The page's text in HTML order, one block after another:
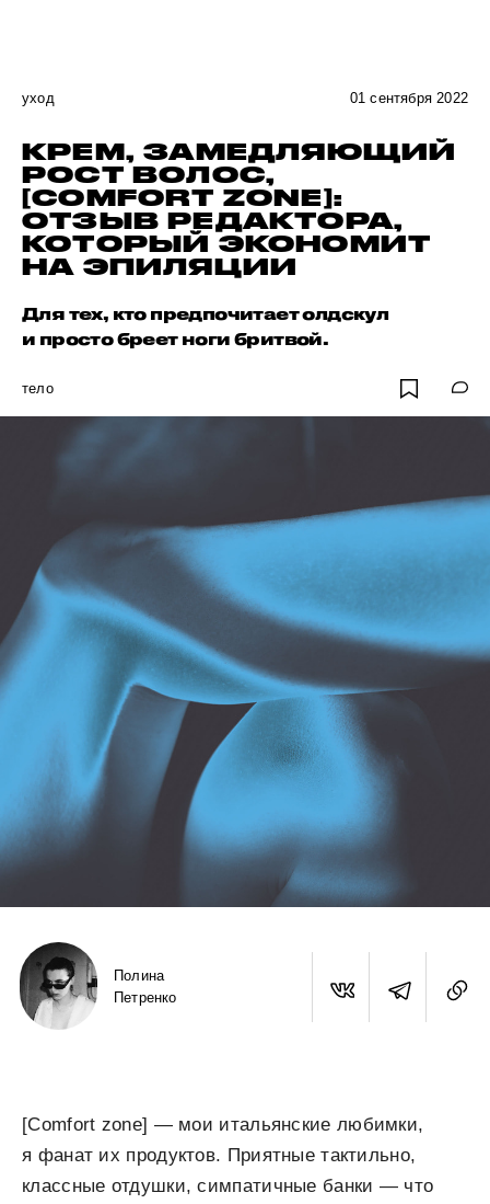
уход 01 сентября 2022
КРЕМ, ЗАМЕДЛЯЮЩИЙ
РОСТ ВОЛОС,
[COMFORT ZONE]:
ОТЗЫВ РЕДАКТОРА,
КОТОРЫЙ ЭКОНОМИТ
НА ЭПИЛЯЦИИ
Для тех, кто предпочитает олдскул
и просто бреет ноги бритвой.
тело
Полина
Петренко
[Comfort zone] — мои итальянские любимки,
я фанат их продуктов. Приятные тактильно,
классные отдушки, симпатичные банки — что